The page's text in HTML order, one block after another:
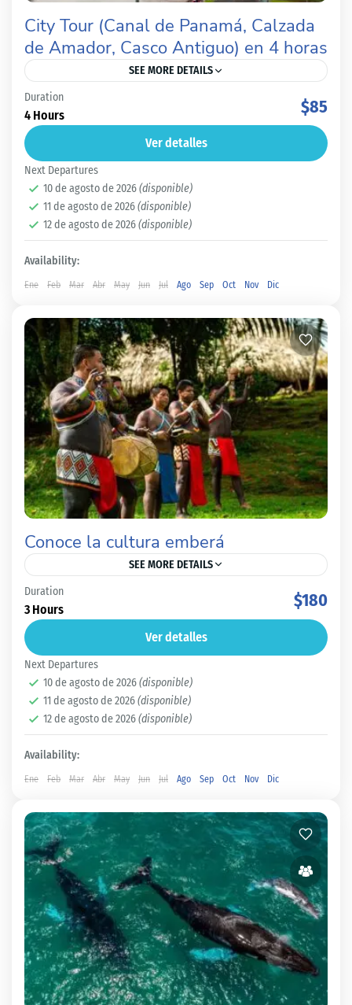
City Tour (Canal de Panamá, Calzada
de Amador, Casco Antiguo) en 4 horas
SEE MORE DETAILS
Canal de Panamá-City Tour guidado con expertos. ¿Estás
cansado de destinos turísticos monótonos que carecen
de encanto y autenticidad? ¿Anhelas una experiencia de
viaje que...
Panamá Capital
Fácil
1 Persona
Duration
4 Hours $85
Ver detalles
Next Departures
10 de agosto de 2026(disponible)
11 de agosto de 2026(disponible)
12 de agosto de 2026(disponible)
Availability:
Ene Feb Mar Abr May Jun Jul Ago Sep Oct Nov Dic
Conoce la cultura emberá
SEE MORE DETAILS
Fácil
Duration
3 Hours $180
Ver detalles
Next Departures
10 de agosto de 2026(disponible)
11 de agosto de 2026(disponible)
12 de agosto de 2026(disponible)
Availability:
Ene Feb Mar Abr May Jun Jul Ago Sep Oct Nov Dic